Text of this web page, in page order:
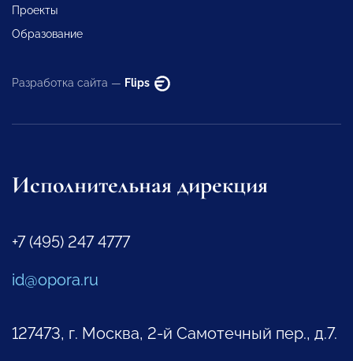
Проекты
Образование
Разработка сайта — Flips
Исполнительная дирекция
+7 (495) 247 4777
id@opora.ru
127473, г. Москва, 2-й Самотечный пер., д.7.